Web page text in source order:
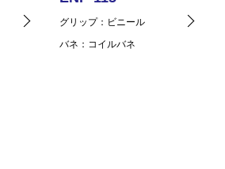
グリップ
ビニール
バネ
コイルバネ